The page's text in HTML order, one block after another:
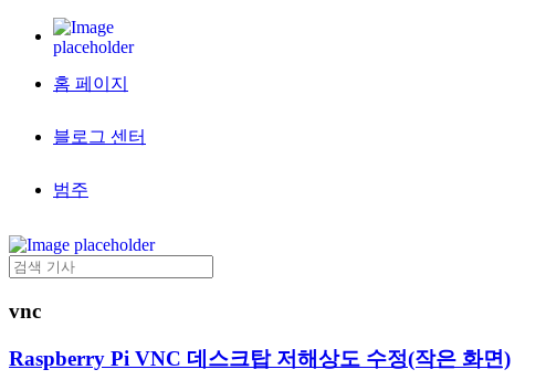
홈 페이지
블로그 센터
범주
vnc
Raspberry Pi VNC 데스크탑 저해상도 수정(작은 화면)